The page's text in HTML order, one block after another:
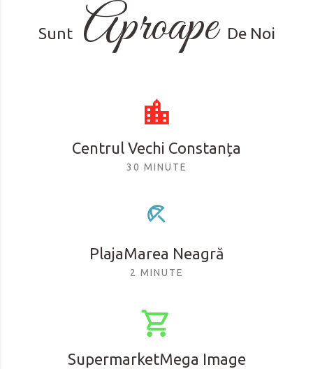
Sunt Aproape De Noi
Centrul Vechi Constanța
30 MINUTE
PlajaMarea Neagră
2 MINUTE
SupermarketMega Image